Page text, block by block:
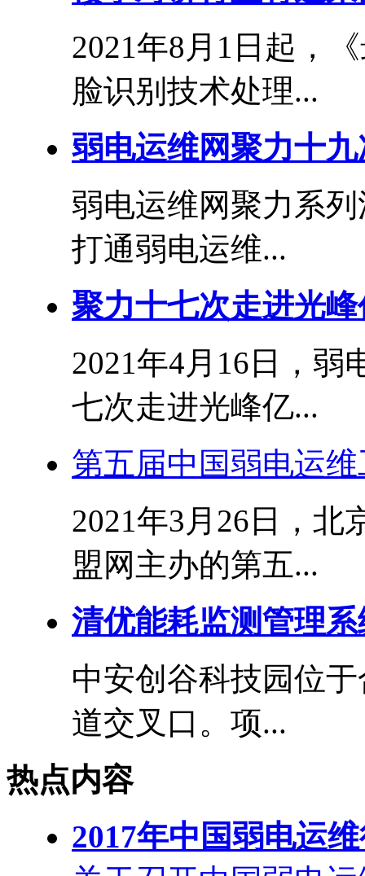
2021年8月1日起，
脸识别技术处理...
弱电运维网聚力十
弱电运维网聚力系
打通弱电运维...
聚力十七次走进光
2021年4月16日，弱
七次走进光峰亿...
第五届中国弱电运
2021年3月26日，北
盟网主办的第五...
清优能耗监测管理
中安创谷科技园位
道交叉口。项...
热点内容
2017年中国弱电运